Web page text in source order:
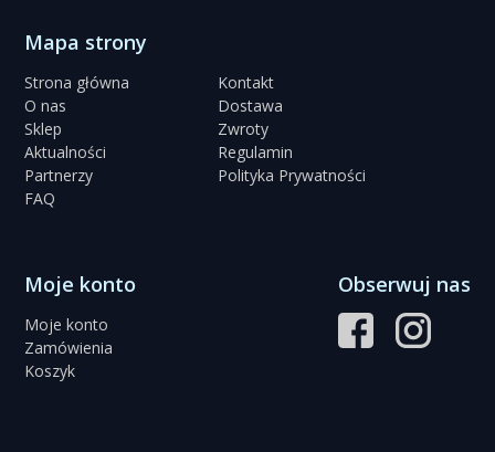
Mapa strony
Strona główna
O nas
Sklep
Aktualności
Partnerzy
FAQ
Kontakt
Dostawa
Zwroty
Regulamin
Polityka Prywatności
Moje konto
Moje konto
Zamówienia
Koszyk
Obserwuj nas